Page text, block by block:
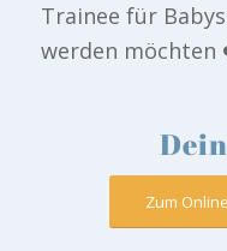
Trainee für
werden
Zum